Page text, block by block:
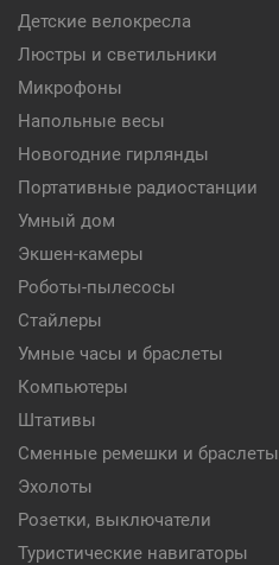
Детские велокресла
Люстры и светильники
Микрофоны
Напольные весы
Новогодние гирлянды
Портативные радиостанции
Умный дом
Экшен-камеры
Роботы-пылесосы
Стайлеры
Умные часы и браслеты
Компьютеры
Штативы
Сменные ремешки и браслеты
Эхолоты
Розетки, выключатели
Туристические навигаторы